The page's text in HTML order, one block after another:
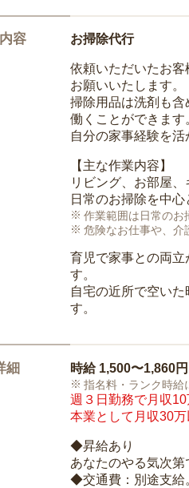
容 お掃除代行
依頼いただいたお
お願いいたします。
掃除用品は洗剤も含
働くことができます
自分の家事経験を
【主な作業内容】
リビング、お部屋
日常のお掃除を中心
作業範囲は日常のお
危険なお仕事や、介
育児で家事との両
す。
自宅の近所で空い
す。
細 時給 1,500〜1,860円
指名料・ランク時給
週３日勤務で月収
本業として月収30
◆昇給あり
あなたのやる気次第
◆交通費：別途支給